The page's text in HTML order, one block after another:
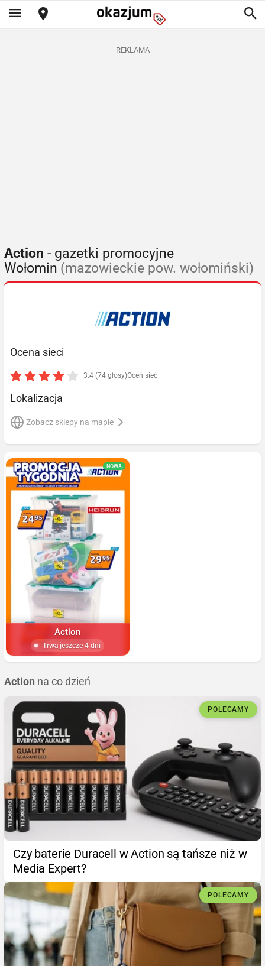
REKLAMA
Action - gazetki promocyjne
Wołomin (mazowieckie pow. wołomiński)
Ocena sieci
3.4 (74 głosy)Oceń sieć
Lokalizacja
Zobacz sklepy na mapie
NOWA
Action
Trwa jeszcze 4 dni
Action na co dzień
POLECAMY
Czy baterie Duracell w Action są tańsze niż w
Media Expert?
POLECAMY